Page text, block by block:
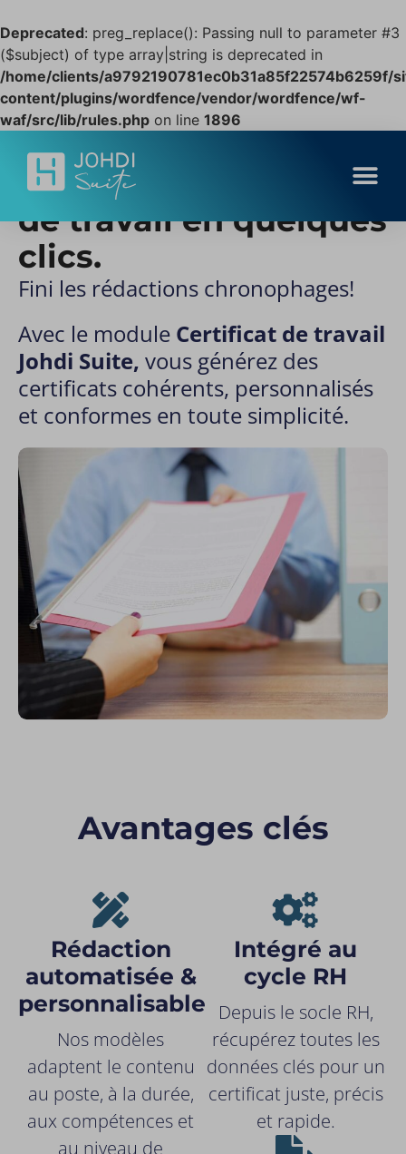
Deprecated: preg_replace(): Passing null to parameter #3
($subject) of type array|string is deprecated in
/home/clients/a9792190781ec0b31a85f22574b6259f/
content/plugins/wordfence/vendor/wordfence/wf-
waf/src/lib/rules.php on line 1896
Créez des certificats
de travail en quelques
clics.
Fini les rédactions chronophages!
Avec le module Certificat de travail
Johdi Suite, vous générez des
certificats cohérents, personnalisés
et conformes en toute simplicité.
Avantages clés
Rédaction
automatisée &
personnalisable
Nos modèles
adaptent le contenu
au poste, à la durée,
aux compétences et
au niveau de
Intégré au
cycle RH
Depuis le socle RH,
récupérez toutes les
données clés pour un
certificat juste, précis
et rapide.